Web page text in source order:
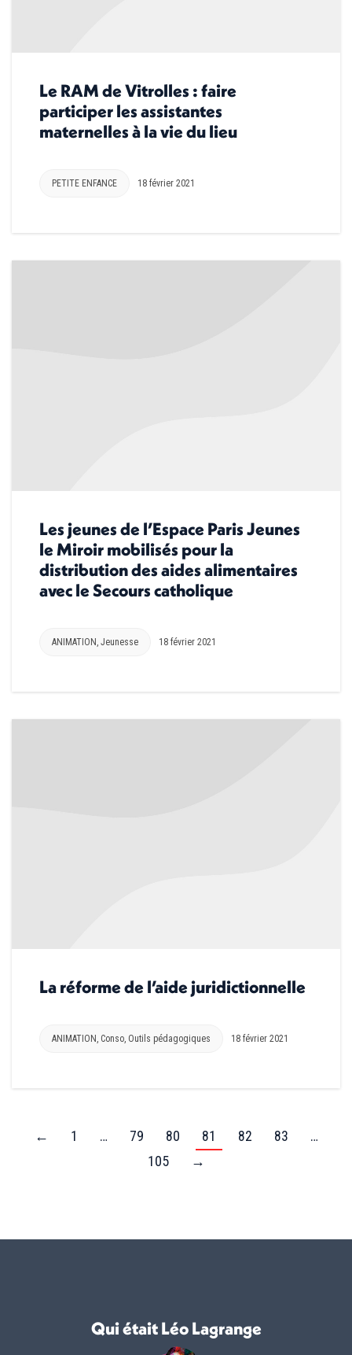
Le RAM de Vitrolles : faire
participer les assistantes
maternelles à la vie du lieu
PETITE ENFANCE 18 février 2021
Les jeunes de l’Espace Paris Jeunes
le Miroir mobilisés pour la
distribution des aides alimentaires
avec le Secours catholique
ANIMATION Jeunesse 18 février 2021
La réforme de l’aide juridictionnelle
ANIMATION , Conso, Outils pédagogiques 18 février 2021
← 1 … 79 80 81 82 83
…
105
→
Qui était Léo Lagrange